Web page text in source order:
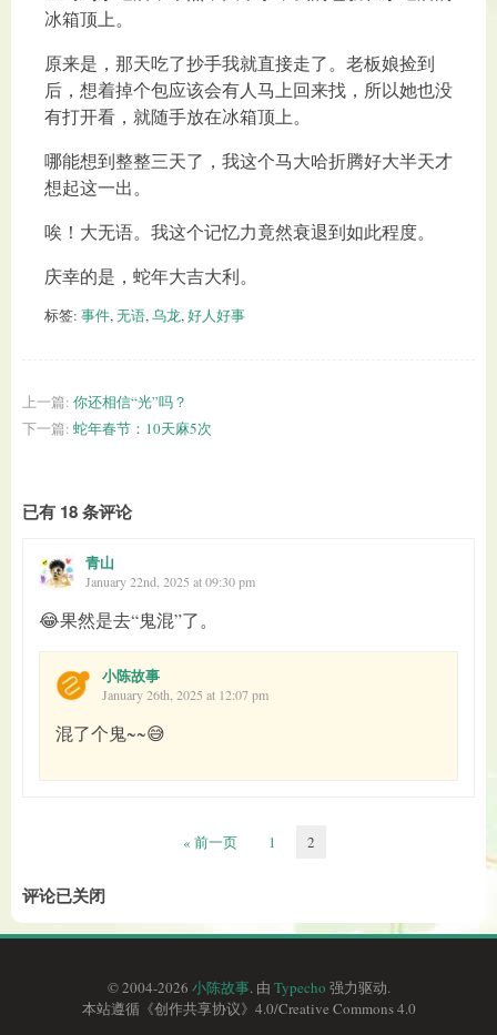
冰箱顶上。
原来是，那天吃了抄手我就直接走了。老板娘捡到
后，想着掉个包应该会有人马上回来找，所以她也没
有打开看，就随手放在冰箱顶上。
哪能想到整整三天了，我这个马大哈折腾好大半天才
想起这一出。
唉！大无语。我这个记忆力竟然衰退到如此程度。
庆幸的是，蛇年大吉大利。
标签: 事件,无语,乌龙,好人好事
上一篇: 你还相信“光”吗？
下一篇: 蛇年春节：10天麻5次
已有 18 条评论
青山
January 22nd, 2025 at 09:30 pm
😂果然是去“鬼混”了。
小陈故事
January 26th, 2025 at 12:07 pm
混了个鬼~~😅
« 前一页 1 2
评论已关闭
© 2004-2026 小陈故事. 由 Typecho 强力驱动.
本站遵循《创作共享协议》4.0/Creative Commons 4.0